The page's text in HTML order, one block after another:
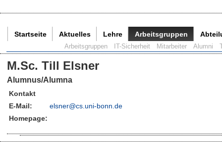
Startseite Aktuelles Lehre Arbeitsgruppen
Arbeitsgruppen IT-Sicherheit Mitarbeiter Alumni
M.Sc. Till Elsner
Alumnus/Alumna
Kontakt
E-Mail:
elsner@cs.uni-bonn.de
Homepage: